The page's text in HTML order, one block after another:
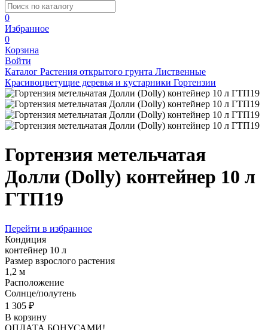
0
Избранное
0
Корзина
Войти
Каталог Растения открытого грунта Лиственные
Красивоцветущие деревья и кустарники Гортензии
Гортензия метельчатая
Долли (Dоlly) контейнер 10 л
ГТП19
Перейти в избранное
Кондиция
контейнер 10 л
Размер взрослого растения
1,2 м
Расположение
Солнце/полутень
1 305 ₽
В корзину
ОПЛАТА БОНУСАМИ!